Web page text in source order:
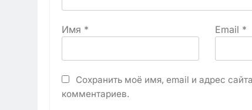
Имя * Email *
Сохранить моё имя, email и адрес
комментариев.